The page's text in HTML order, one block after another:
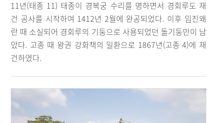
11년(태종 11) 태종이 경복궁 수리를 명하면서 경회루도 재
건 공사를 시작하여 1412년 2월에 완공되었다. 이후 임진왜
란 때 소실되어 경회루의 기둥으로 사용되었던 돌기둥만이 남
았다. 고종 때 왕권 강화책의 일환으로 1867년(고종 4)에 재
건하였다.